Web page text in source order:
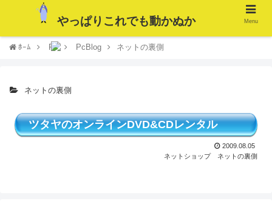
ﾎｰﾑ Pc PcBlog ネットの裏側
ネットの裏側
ツタヤのオンラインDVD&CDレンタル
2009.08.05
ネットショップ
ネットの裏側
やっぱりこれでも動かぬか Menu